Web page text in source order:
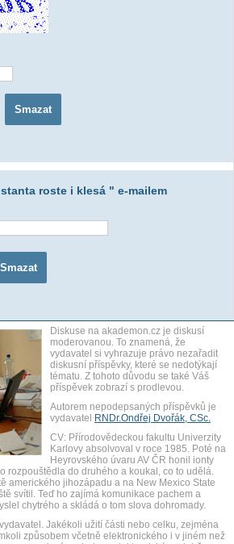
roste i klesá " e-mailem
Diskuse na akademon.cz je diskusí
moderovanou. To znamená, že
vydavatel si vyhrazuje právo nezařadit
diskusní příspěvky, které se nedotýkají
tématu. Z tohoto důvodu se také Váš
příspěvek zobrazí s prodlevou.
Autorem nepodepsaných příspěvků je
vydavatel
RNDr.Ondřej Dvořák, CSc.
CV: Přírodovědeckou fakultu Univerzity
Karlovy absolvoval v roce 1985. Poté na
Heyrovského úvaru AV ČR honil ionty
rozpouštědla do druhého a koukal, co to udělá.
amerického jihozápadu a na New Mexico State
svítil. Teď ho zajímá komunikace pachem a
chytrého a skládá o tom slova dohromady.
Jakékoli užití části nebo celku, zejména
způsobem včetně elektronického i v jiném než